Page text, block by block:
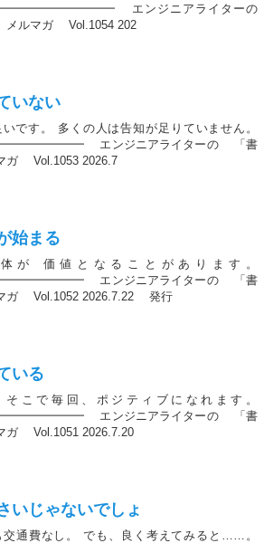
エンジニアライターの
メルマガ Vol.1054 202
いない
です。 多くの人は告知が足りていません。
エンジニアライターの 「書
ガ Vol.1053 2026.7
始まる
が 価値となることがあります。
エンジニアライターの 「書
マガ Vol.1052 2026.7.22 発行
いる
こで毎回、ポジティブになれます。
エンジニアライターの 「書
ガ Vol.1051 2026.7.20
いじゃないでしょ
通費なし。 でも、良く考えてみると……。